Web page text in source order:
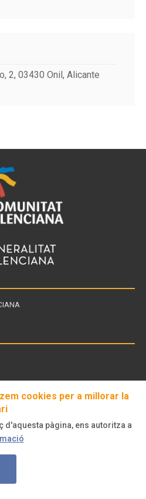
2, 03430 Onil, Alicante
cookies per a millorar la
d'aquesta pàgina, ens autoritza a